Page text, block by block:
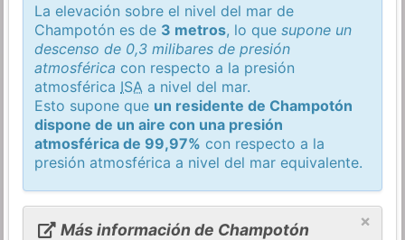
La elevación sobre el nivel del mar de
Champotón es de 3 metros, lo quesupone un
descenso de 0,3 milibares de presión
atmosférica con respecto a la presión
atmosférica ISA a nivel del mar.
Esto supone que un residente de Champotón
dispone de un aire con una presión
atmosférica de 99,97% con respecto a la
presión atmosférica a nivel del mar equivalente.
×
Más información de Champotón